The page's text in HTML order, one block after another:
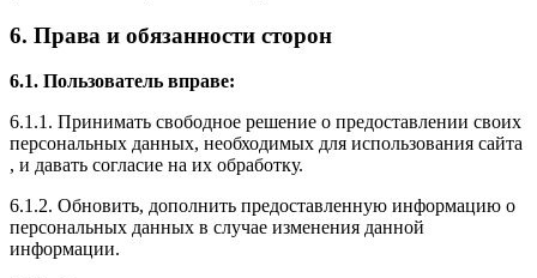
6. Права и обязанности сторон
6.1. Пользователь вправе:
6.1.1. Принимать свободное решение о предоставлении своих
персональных данных, необходимых для использования сайта
, и давать согласие на их обработку.
6.1.2. Обновить, дополнить предоставленную информацию о
персональных данных в случае изменения данной
информации.